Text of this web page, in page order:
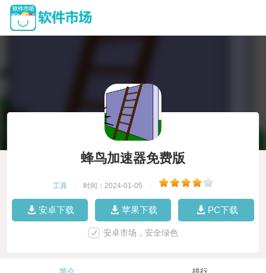
蜂鸟加速器免费版
工具 时间：2024-01-05
安卓下载 苹果下载 PC下载
安卓市场，安全绿色